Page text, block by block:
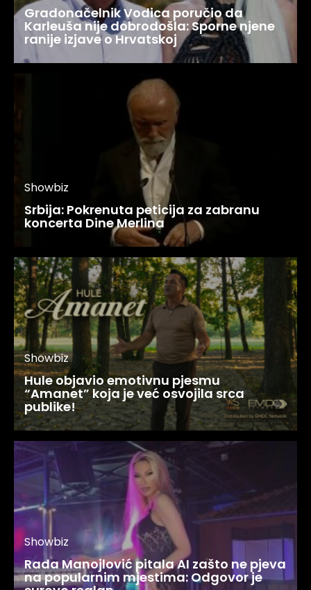
Gradonačelnik Vodica poručio da
Karleuša nije dobrodošla: Sporne njene
ranije izjave o Hrvatskoj
Showbiz
Srbija: Pokrenuta peticija za zabranu
koncerta Dine Merlina
Showbiz
Hule objavio emotivnu pjesmu
“Amanet” koja je već osvojila srca
publike!
Showbiz
Rada Manojlović pitala AI zašto ne pjeva
na popularnim mjestima: Odgovor je